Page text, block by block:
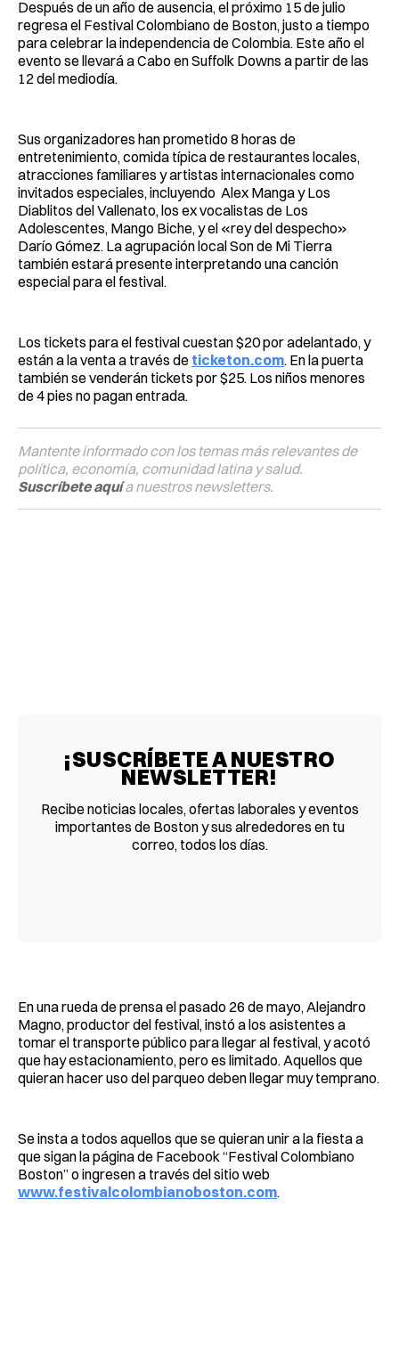
Después de un año de ausencia, el próximo 15 de julio
regresa el Festival Colombiano de Boston, justo a tiempo
para celebrar la independencia de Colombia. Este año el
evento se llevará a Cabo en Suffolk Downs a partir de las
12 del mediodía.
Sus organizadores han prometido 8 horas de
entretenimiento, comida típica de restaurantes locales,
atracciones familiares y artistas internacionales como
invitados especiales, incluyendo Alex Manga y Los
Diablitos del Vallenato, los ex vocalistas de Los
Adolescentes, Mango Biche, y el «rey del despecho»
Darío Gómez. La agrupación local Son de Mi Tierra
también estará presente interpretando una canción
especial para el festival.
Los tickets para el festival cuestan $20 por adelantado, y
están a la venta a través de ticketon.com. En la puerta
también se venderán tickets por $25. Los niños menores
de 4 pies no pagan entrada.
Mantente informado con los temas más relevantes de
política, economía, comunidad latina y salud.
Suscríbete aquía nuestros newsletters.
¡SUSCRÍBETE A NUESTRO
NEWSLETTER!
Recibe noticias locales, ofertas laborales y eventos
importantes de Boston y sus alrededores en tu
correo, todos los días.
En una rueda de prensa el pasado 26 de mayo, Alejandro
Magno, productor del festival, instó a los asistentes a
tomar el transporte público para llegar al festival, y acotó
que hay estacionamiento, pero es limitado. Aquellos que
quieran hacer uso del parqueo deben llegar muy temprano.
Se insta a todos aquellos que se quieran unir a la fiesta a
que sigan la página de Facebook “Festival Colombiano
Boston” o ingresen a través del sitio web
www.festivalcolombianoboston.com.